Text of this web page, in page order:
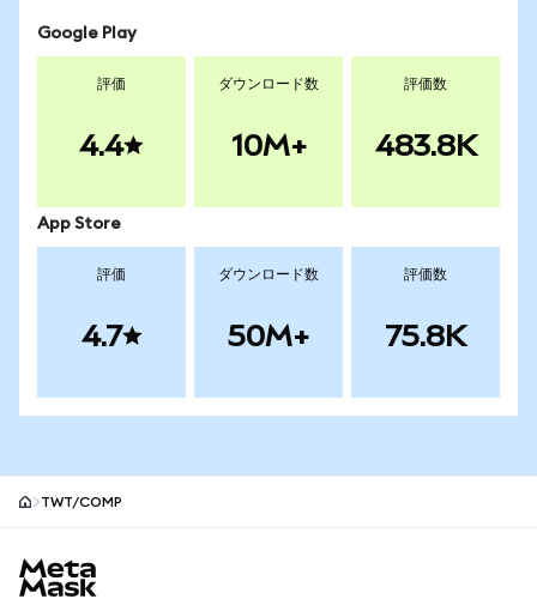
Google Play
評価
4.4
ダウンロード数
10M+
評価数
483.8K
App Store
評価
4.7
ダウンロード数
50M+
評価数
75.8K
TWT/COMP